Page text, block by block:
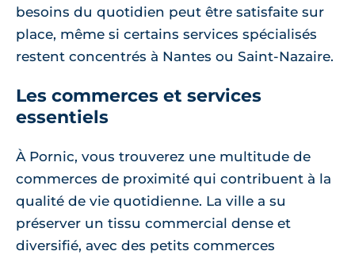
besoins du quotidien peut être satisfaite sur
place, même si certains services spécialisés
restent concentrés à Nantes ou Saint-Nazaire.
Les commerces et services
essentiels
À Pornic, vous trouverez une multitude de
commerces de proximité qui contribuent à la
qualité de vie quotidienne. La ville a su
préserver un tissu commercial dense et
diversifié, avec des petits commerces